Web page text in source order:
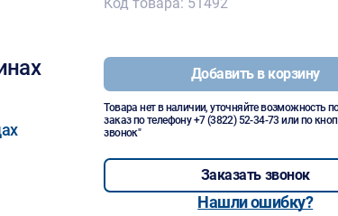
Добавить в корзину
Товара нет в наличии, уточняйте возможность
заказ по телефону+7 (3822) 52-34-73 или по
звонок"
Заказать звонок
Нашли ошибку?